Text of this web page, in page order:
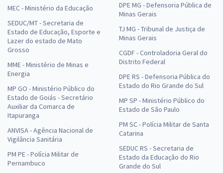
MEC - Ministério da Educação
SEDUC/MT - Secretaria de
Estado de Educação, Esporte e
Lazer do estado de Mato
Grosso
MME - Ministério de Minas e
Energia
MP GO - Ministério Público do
Estado de Goiás - Secretário
Auxiliar da Comarca de
Itapuranga
ANVISA - Agência Nacional de
Vigilância Sanitária
PM PE - Polícia Militar de
Pernambuco
DPE MG - Defensoria Pública de
Minas Gerais
TJ MG - Tribunal de Justiça de
Minas Gerais
CGDF - Controladoria Geral do
Distrito Federal
DPE RS - Defensoria Pública do
Estado do Rio Grande do Sul
MP SP - Ministério Público do
Estado de São Paulo
PM SC - Polícia Militar de Santa
Catarina
SEDUC RS - Secretaria de
Estado da Educação do Rio
Grande do Sul